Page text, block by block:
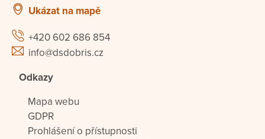
Ukázat na mapě
+420 602 686 854
info@dsdobris.cz
Odkazy
Mapa webu
GDPR
Prohlášení o přístupnosti